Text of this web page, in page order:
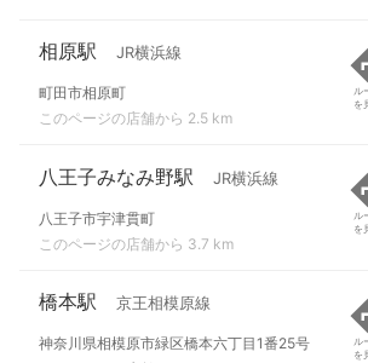
相原駅 JR横浜線
町田市相原町
このページの店舗から 2.5 km
ル
を
八王子みなみ野駅 JR横浜線
八王子市宇津貫町
このページの店舗から 3.7 km
ル
を
橋本駅 京王相模原線
神奈川県相模原市緑区橋本六丁目1番25号
ル
を